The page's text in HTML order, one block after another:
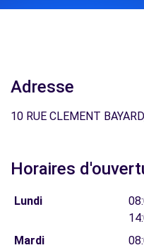
Adresse
10 RUE CLEMENT
Horaires
Lundi
Mardi